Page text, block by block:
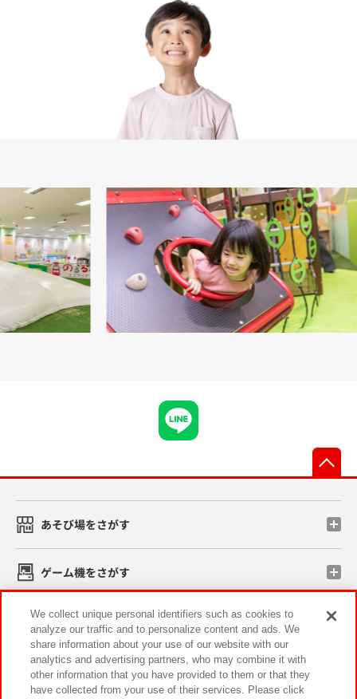
あそび場をさがす
ゲーム機をさがす
スマホ・PCであそぶ
イベント・キャンペーン
We collect unique personal identifiers such as cookies to
analyze our traffic and to personalize content and ads. We
share information about your use of our website with our
analytics and advertising partners, who may combine it with
other information that you have provided to them or that they
have collected from your use of their services. Please click